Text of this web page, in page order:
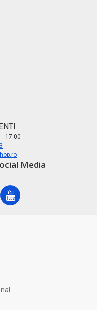
- 17:00
Media